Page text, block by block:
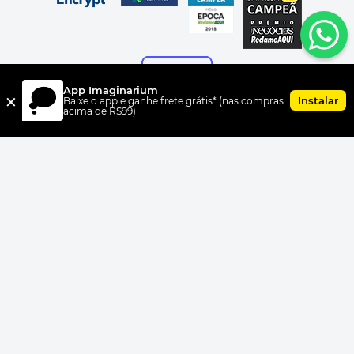
FORMAS DE PAGAMENTO
× App Imaginarium
Baixe o app e ganhe frete grátis* (nas compras
acima de R$99)
Instalar